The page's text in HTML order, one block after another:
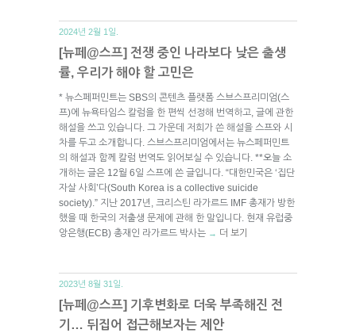
2024년 2월 1일.
[뉴페@스프] 전쟁 중인 나라보다 낮은 출생
률, 우리가 해야 할 고민은
* 뉴스페퍼민트는 SBS의 콘텐츠 플랫폼 스브스프리미엄(스
프)에 뉴욕타임스 칼럼을 한 편씩 선정해 번역하고, 글에 관한
해설을 쓰고 있습니다. 그 가운데 저희가 쓴 해설을 스프와 시
차를 두고 소개합니다. 스브스프리미엄에서는 뉴스페퍼민트
의 해설과 함께 칼럼 번역도 읽어보실 수 있습니다. **오늘 소
개하는 글은 12월 6일 스프에 쓴 글입니다. “대한민국은 ‘집단
자살 사회’다(South Korea is a collective suicide
society).” 지난 2017년, 크리스틴 라가르드 IMF 총재가 방한
했을 때 한국의 저출생 문제에 관해 한 말입니다. 현재 유럽중
앙은행(ECB) 총재인 라가르드 박사는 → 더 보기
2023년 8월 31일.
[뉴페@스프] 기후변화로 더욱 부족해진 전
기… 뒤집어 접근해보자는 제안